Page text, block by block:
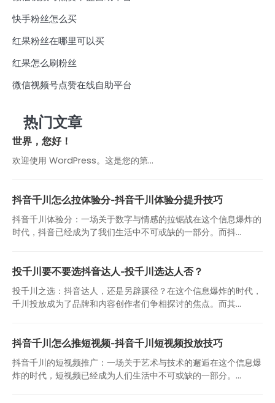
快手粉丝怎么买
红果粉丝在哪里可以买
红果怎么刷粉丝
微信视频号点赞在线自助平台
热门文章
世界，您好！
欢迎使用 WordPress。这是您的第…
抖音千川怎么拉体验分-抖音千川体验分提升技巧
抖音千川体验分：一场关于数字与情感的拉锯战在这个信息爆炸的
时代，抖音已经成为了我们生活中不可或缺的一部分。而抖...
投千川要不要选抖音达人-投千川选达人否？
投千川之选：抖音达人，还是另辟蹊径？在这个信息爆炸的时代，
千川投放成为了品牌和内容创作者们争相探讨的焦点。而其...
抖音千川怎么推短视频-抖音千川短视频投放技巧
抖音千川的短视频推广：一场关于艺术与技术的邂逅在这个信息爆
炸的时代，短视频已经成为人们生活中不可或缺的一部分。...